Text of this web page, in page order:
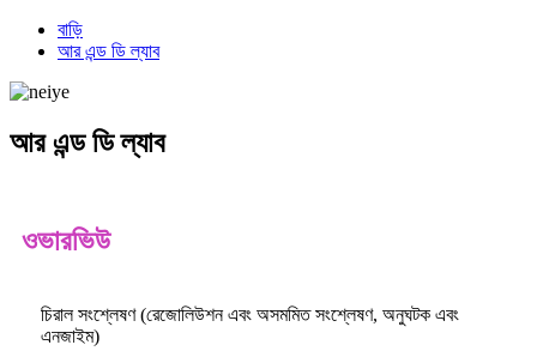
বাড়ি
আর এন্ড ডি ল্যাব
আর এন্ড ডি ল্যাব
ওভারভিউ
চিরাল সংশ্লেষণ (রেজোলিউশন এবং অসমমিত সংশ্লেষণ, অনুঘটক এবং
এনজাইম)